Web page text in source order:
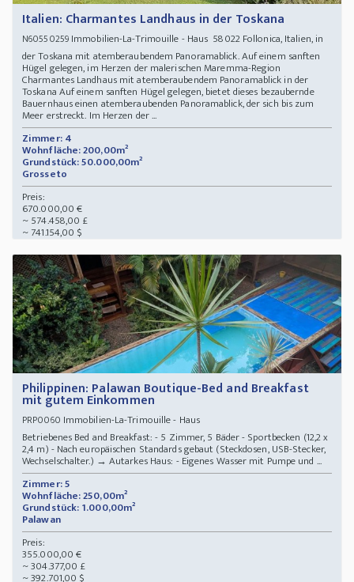
Italien: Charmantes Landhaus in der Toskana
N60550259Immobilien-La-Trimouille - Haus 58022 Follonica, Italien, in
der Toskana mit atemberaubendem Panoramablick. Auf einem sanften
Hügel gelegen, im Herzen der malerischen Maremma-Region
Charmantes Landhaus mit atemberaubendem Panoramablick in der
Toskana Auf einem sanften Hügel gelegen, bietet dieses bezaubernde
Bauernhaus einen atemberaubenden Panoramablick, der sich bis zum
Meer erstreckt. Im Herzen der ...
Zimmer: 4
Wohnfläche: 200,00m²
Grundstück: 50.000,00m²
Grosseto
Preis:
670.000,00 €
~ 574.458,00 £
~ 741.154,00 $
Philippinen: Palawan Boutique-Bed and Breakfast
mit gutem Einkommen
PRP0060 Immobilien-La-Trimouille - Haus
Betriebenes Bed and Breakfast: - 5 Zimmer, 5 Bäder - Sportbecken (12,2 x
2,4 m) - Nach europäischen Standards gebaut (Steckdosen, USB-Stecker,
Wechselschalter.) → Autarkes Haus: - Eigenes Wasser mit Pumpe und ...
Zimmer: 5
Wohnfläche: 250,00m²
Grundstück: 1.000,00m²
Palawan
Preis:
355.000,00 €
~ 304.377,00 £
~ 392.701,00 $